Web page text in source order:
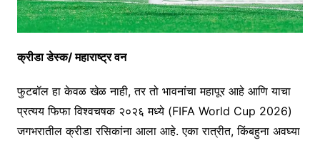
क्रीडा डेस्क/ महाराष्ट्र वन
फुटबॉल हा केवळ खेळ नाही, तर तो भावनांचा महापूर आहे आणि याचा
प्रत्यय फिफा विश्वचषक २०२६ मध्ये (FIFA World Cup 2026)
जगभरातील क्रीडा रसिकांना आला आहे. एका रात्रीत, किंबहुना अवघ्या